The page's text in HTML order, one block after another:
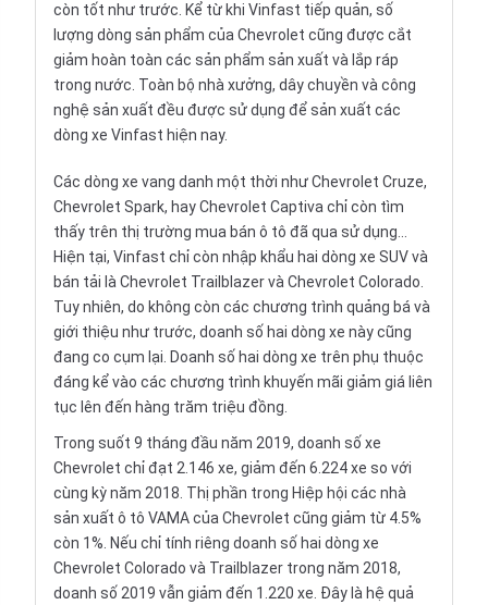
còn tốt như trước. Kể từ khi Vinfast tiếp quản, số
lượng dòng sản phẩm của Chevrolet cũng được cắt
giảm hoàn toàn các sản phẩm sản xuất và lắp ráp
trong nước. Toàn bộ nhà xưởng, dây chuyền và công
nghệ sản xuất đều được sử dụng để sản xuất các
dòng xe Vinfast hiện nay.
Các dòng xe vang danh một thời nhưChevrolet Cruze,
Chevrolet Spark, hayChevrolet Captivachỉ còn tìm
thấy trên thị trường mua bán ô tô đã qua sử dụng…
Hiện tại, Vinfast chỉ còn nhập khẩu hai dòng xe SUV và
bán tải làChevrolet TrailblazervàChevrolet Colorado.
Tuy nhiên, do không còn các chương trình quảng bá và
giới thiệu như trước, doanh số hai dòng xe này cũng
đang co cụm lại. Doanh số hai dòng xe trên phụ thuộc
đáng kể vào các chương trình khuyến mãi giảm giá liên
tục lên đến hàng trăm triệu đồng.
Trong suốt 9 tháng đầu năm 2019, doanh số xe
Chevrolet chỉ đạt 2.146 xe, giảm đến 6.224 xe so với
cùng kỳ năm 2018. Thị phần trong Hiệp hội các nhà
sản xuất ô tô VAMAcủa Chevrolet cũng giảm từ 4.5%
còn 1%. Nếu chỉ tính riêng doanh số hai dòng xe
Chevrolet Colorado và Trailblazer trong năm 2018,
doanh số 2019 vẫn giảm đến 1.220 xe. Đây là hệ quả